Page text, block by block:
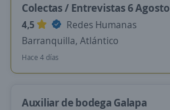
Colectas / Entrevistas 6 Agosto
4,5
Redes Humanas
Barranquilla, Atlántico
Hace 4 días
Auxiliar de bodega Galapa